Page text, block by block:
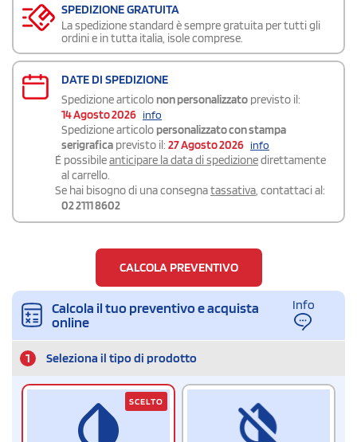
SPEDIZIONE GRATUITA
La spedizione standard è sempre gratuita per tutti gli
ordini e in tutta italia, isole comprese.
DATE DI SPEDIZIONE
Spedizione articolo non personalizzato previsto il:
14 Agosto 2026 info
Spedizione articolo personalizzato con stampa
serigrafica previsto il: 27 Agosto 2026 info
É possibileanticipare la data di spedizionedirettamente
al carrello.
Se hai bisogno di una consegnatassativa, contattaci al:
02 2111 8602
CALCOLA PREVENTIVO
Calcola il tuo preventivo e acquista
online
Info
1 Seleziona il tipo di prodotto
SCELTO